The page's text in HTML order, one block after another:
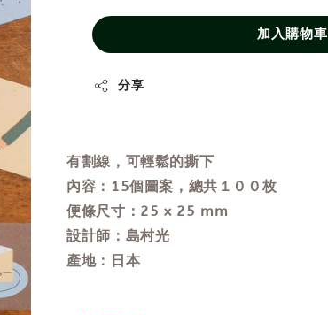
加入購物車
分享
有割線，可輕鬆的撕下
內容：15個圖案，總共１００枚
便條尺寸：25 x 25 mm
設計師：島村光
產地：日本